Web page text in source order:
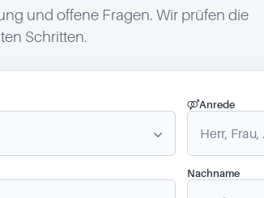
und offene Fragen. Wir prüfen die
Schritten.
Anrede
Nachname